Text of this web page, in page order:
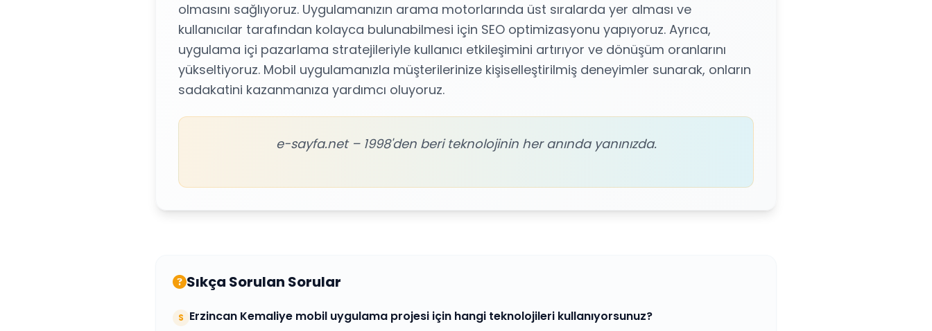
olmasını sağlıyoruz. Uygulamanızın arama motorlarında üst sıralarda yer alması ve
kullanıcılar tarafından kolayca bulunabilmesi için SEO optimizasyonu yapıyoruz. Ayrıca,
uygulama içi pazarlama stratejileriyle kullanıcı etkileşimini artırıyor ve dönüşüm oranlarını
yükseltiyoruz. Mobil uygulamanızla müşterilerinize kişiselleştirilmiş deneyimler sunarak, onların
sadakatini kazanmanıza yardımcı oluyoruz.
e-sayfa.net – 1998'den beri teknolojinin her anında yanınızda.
Sıkça Sorulan Sorular
S Erzincan Kemaliye mobil uygulama projesi için hangi teknolojileri kullanıyorsunuz?